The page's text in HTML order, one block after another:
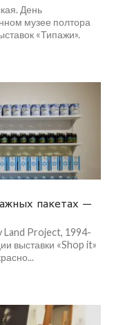
День
музее полтора
«Типажи».
пакетах —
Land Project, 1994-
выставки «Shop it»